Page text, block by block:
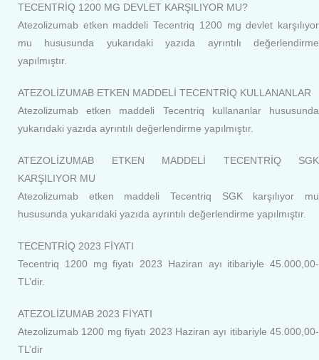
TECENTRİQ 1200 MG DEVLET KARŞILIYOR MU?
Atezolizumab etken maddeli Tecentriq 1200 mg devlet karşılıyor
mu hususunda yukarıdaki yazıda ayrıntılı değerlendirme
yapılmıştır.
ATEZOLİZUMAB ETKEN MADDELİ TECENTRİQ KULLANANLAR
Atezolizumab etken maddeli Tecentriq kullananlar hususunda
yukarıdaki yazıda ayrıntılı değerlendirme yapılmıştır.
ATEZOLİZUMAB ETKEN MADDELİ TECENTRİQ SGK
KARŞILIYOR MU
Atezolizumab etken maddeli Tecentriq SGK karşılıyor mu
hususunda yukarıdaki yazıda ayrıntılı değerlendirme yapılmıştır.
TECENTRİQ 2023 FİYATI
Tecentriq 1200 mg fiyatı 2023 Haziran ayı itibariyle 45.000,00-
TL’dir.
ATEZOLİZUMAB 2023 FİYATI
Atezolizumab 1200 mg fiyatı 2023 Haziran ayı itibariyle 45.000,00-
TL’dir